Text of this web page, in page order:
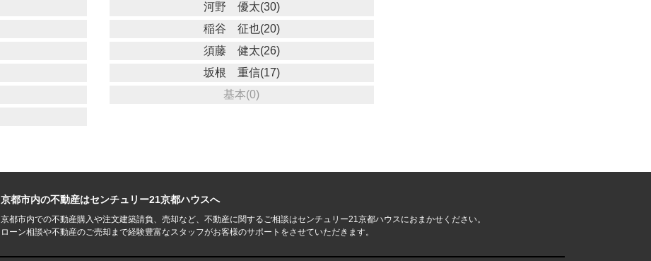
河野 優太(30)
稲谷 征也(20)
須藤 健太(26)
坂根 重信(17)
基本(0)
京都市内の不動産はセンチュリー21京都ハウスへ
京都市内での不動産購入や注文建築請負、売却など、不動産に関するご相談はセンチュリー21京都ハウスにおまかせください。
ローン相談や不動産のご売却まで経験豊富なスタッフがお客様のサポートをさせていただきます。